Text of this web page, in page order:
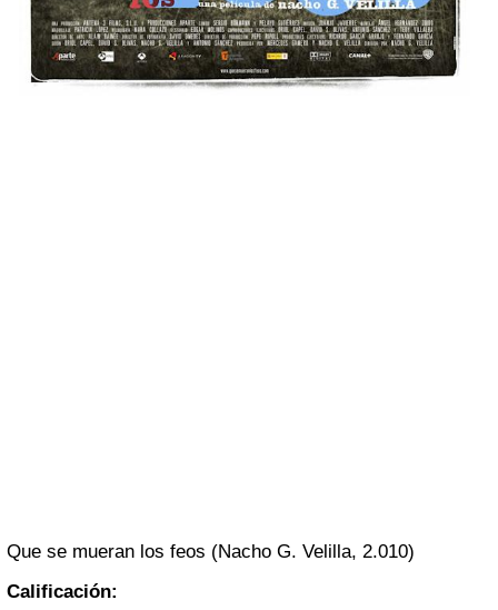
Que se mueran los feos (Nacho G. Velilla, 2.010)
Calificación: